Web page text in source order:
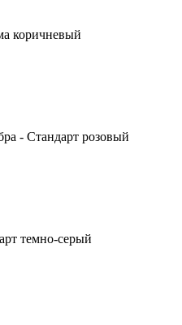
коричневый
- Стандарт розовый
темно-серый